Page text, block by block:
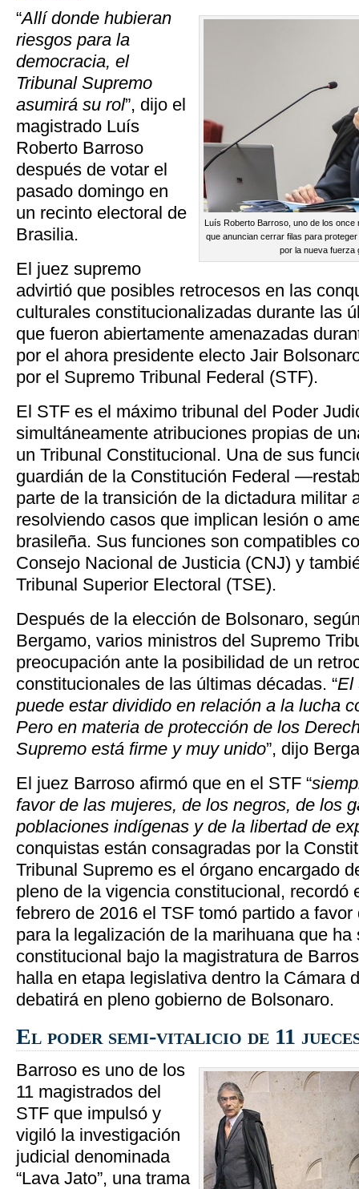
Luís Roberto Barroso, uno de los
que anuncian cerrar filas para
por la nueva fuerza
“Allí donde hubieran
riesgos para la
democracia, el
Tribunal Supremo
asumirá su rol”, dijo el
magistrado Luís
Roberto Barroso
después de votar el
pasado domingo en
un recinto electoral de
Brasilia.
El juez supremo
advirtió que posibles retrocesos en las
culturales constitucionalizadas durante las
que fueron abiertamente amenazadas
por el ahora presidente electo Jair
por el Supremo Tribunal Federal (STF).
El STF es el máximo tribunal del Poder
simultáneamente atribuciones propias de
un Tribunal Constitucional. Una de sus
guardián de la Constitución Federal
parte de la transición de la dictadura
resolviendo casos que implican lesión o
brasileña. Sus funciones son compatibles
Consejo Nacional de Justicia (CNJ) y
Tribunal Superior Electoral (TSE).
Después de la elección de Bolsonaro,
Bergamo, varios ministros del Supremo
preocupación ante la posibilidad de un
constitucionales de las últimas décadas. “El
puede estar dividido en relación a la lucha
Pero en materia de protección de los
Supremo está firme y muy unido”, dijo
El juez Barroso afirmó que en el STF “
favor de las mujeres, de los negros, de los
poblaciones indígenas y de la libertad de
conquistas están consagradas por la
Tribunal Supremo es el órgano encargado
pleno de la vigencia constitucional, recordó
febrero de 2016 el TSF tomó partido a
para la legalización de la marihuana que ha
constitucional bajo la magistratura de
halla en etapa legislativa dentro la Cámara
debatirá en pleno gobierno de Bolsonaro.
El poder semi-vitalicio de 11
Barroso es uno de los
11 magistrados del
STF que impulsó y
vigiló la investigación
judicial denominada
“Lava Jato”, una trama